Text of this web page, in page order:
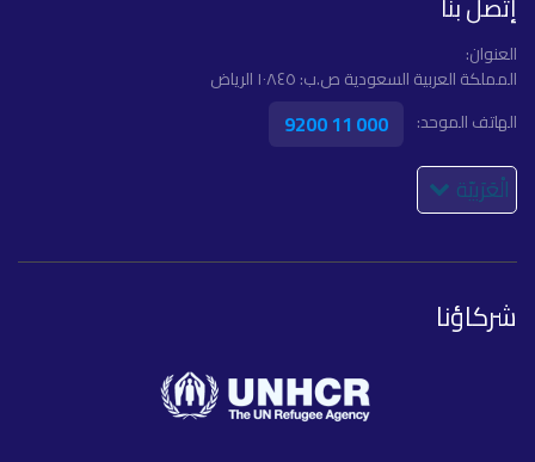
العنوان:
المملكة العربية السعودية ص.ب: ١٠٨٤٥ الرياض
الهاتف الموحد:
9200 11 000
الْعَرَبيّة
شركاؤنا